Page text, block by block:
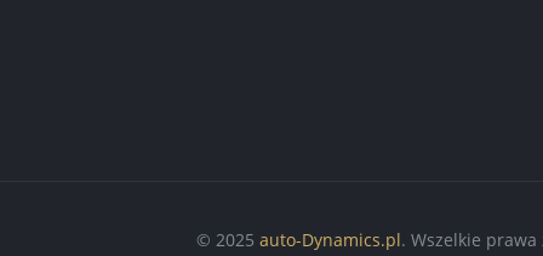
© 2025 auto-Dynamics.pl. Wszelkie